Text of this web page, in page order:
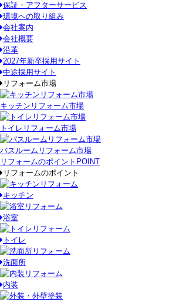
保証・アフターサービス
環境への取り組み
会社案内
会社概要
沿革
2027年新卒採用サイト
中途採用サイト
リフォーム市場
キッチンリフォーム市場
トイレリフォーム市場
バスルームリフォーム市場
リフォームのポイント POINT
リフォームのポイント
キッチン
浴室
トイレ
洗面所
内装